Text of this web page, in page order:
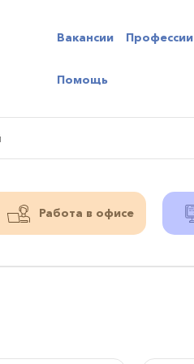
Вакансии Профессии
Помощь
Работа в офисе